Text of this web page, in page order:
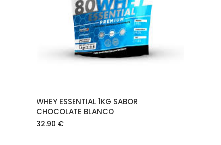
AÑADIR AL CARRITO
WHEY ESSENTIAL 1KG SABOR
CHOCOLATE BLANCO
32.90 €